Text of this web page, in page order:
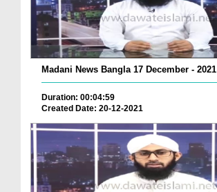
Madani News Bangla 17 December - 2021
Duration: 00:04:59
Created Date: 20-12-2021